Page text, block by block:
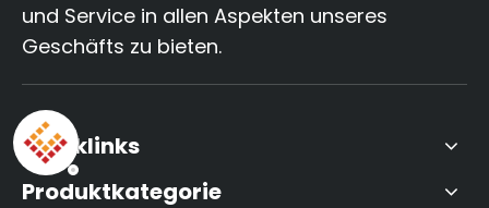
und Service in allen Aspekten unseres
Geschäfts zu bieten.
Quicklinks
Produktkategorie